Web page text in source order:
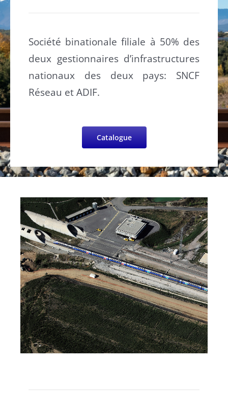
Société binationale filiale à 50% des
deux gestionnaires d’infrastructures
nationaux des deux pays: SNCF
Réseau et ADIF.
Catalogue